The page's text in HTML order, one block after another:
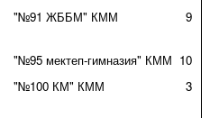
"№91 ЖББМ" КММ
9
"№95 мектеп-гимназия" КММ 10
"№100 КМ" КММ
3